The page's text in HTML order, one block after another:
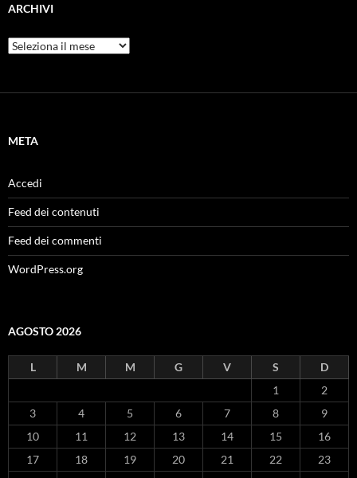
ARCHIVI
Archivi
META
Accedi
Feed dei contenuti
Feed dei commenti
WordPress.org
AGOSTO 2026
L M M G V S
D
1
2
3
4 5 6 7 8
9
10
11 12 13 14 15
16
17
18 19 20 21 22
23